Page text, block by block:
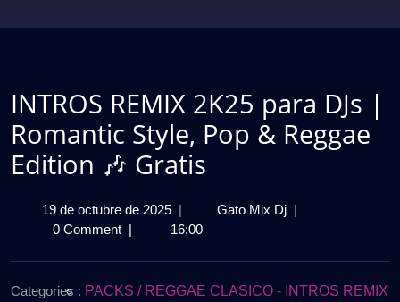
INTROS REMIX 2K25 para DJs |
Romantic Style, Pop & Reggae
Edition 🎶 Gratis
19 de octubre de 202519
de
2025
| Gato Mix DjINTROS
DJs
|
0 Comment | 16:00
Categories : PACKS / REGGAE CLASICO - INTROS REMIX